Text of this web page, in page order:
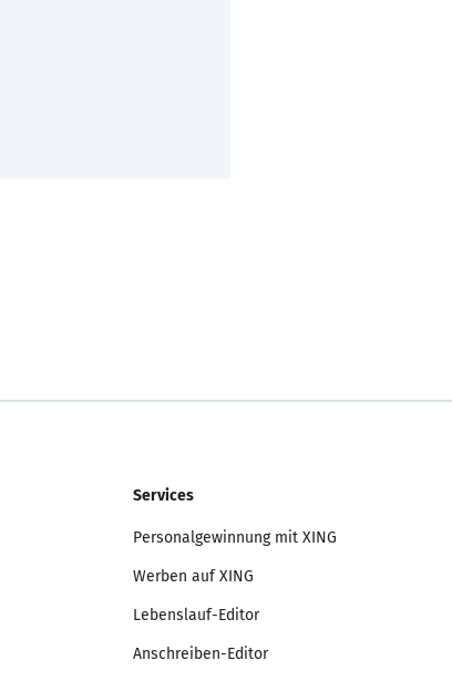
Services
Personalgewinnung mit XING
Werben auf XING
Lebenslauf-Editor
Anschreiben-Editor